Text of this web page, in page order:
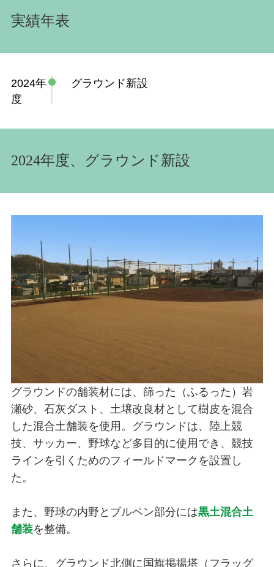
実績年表
2024年
度
グラウンド新設
2024年度、グラウンド新設
グラウンドの舗装材には、篩った（ふるった）岩
瀬砂、石灰ダスト、土壌改良材として樹皮を混合
した混合土舗装を使用。グラウンドは、陸上競
技、サッカー、野球など多目的に使用でき、競技
ラインを引くためのフィールドマークを設置し
た。
また、野球の内野とブルペン部分には黒土混合土
舗装を整備。
さらに、グラウンド北側に国旗掲揚塔（フラッグ